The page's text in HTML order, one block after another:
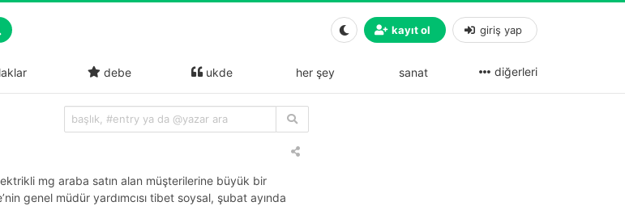
kayıt ol giriş yap
debe ukde her şey sanat diğerleri
mg araba satın alan müşterilerine büyük bir
genel müdür yardımcısı tibet soysal, şubat ayında